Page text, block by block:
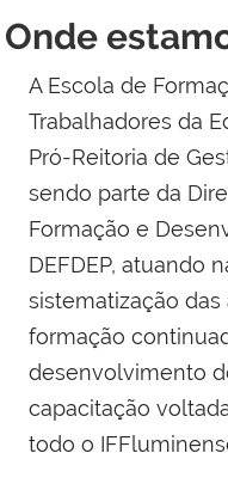
Onde
A Escola de
Trabalhadores da
Pró-Reitoria de
sendo parte da
Formação e
DEFDEP, atuando
sistematização
formação
desenvolvimento
capacitação
todo o